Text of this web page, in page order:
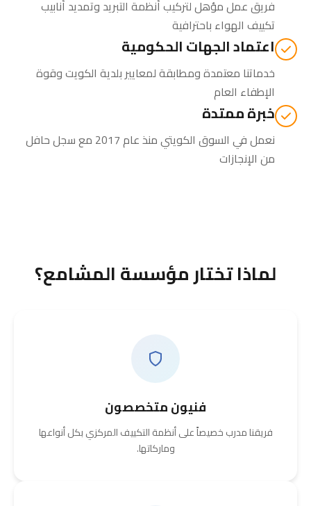
فريق عمل مؤهل لتركيب أنظمة التبريد وتمديد أنابيب
تكييف الهواء باحترافية
اعتماد الجهات الحكومية
خدماتنا معتمدة ومطابقة لمعايير بلدية الكويت وقوة
الإطفاء العام
خبرة ممتدة
نعمل في السوق الكويتي منذ عام 2017 مع سجل حافل
من الإنجازات
لماذا تختار مؤسسة المشامع؟
فنيون متخصصون
فريقنا مدرب خصيصاً على أنظمة التكييف المركزي بكل أنواعها
وماركاتها.